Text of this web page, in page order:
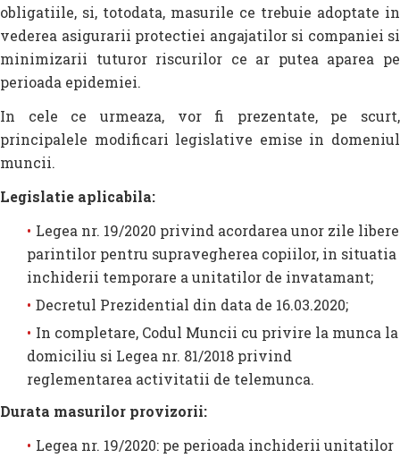
obligatiile, si, totodata, masurile ce trebuie adoptate in
vederea asigurarii protectiei angajatilor si companiei si
minimizarii tuturor riscurilor ce ar putea aparea pe
perioada epidemiei.
In cele ce urmeaza, vor fi prezentate, pe scurt,
principalele modificari legislative emise in domeniul
muncii.
Legislatie aplicabila:
Legea nr. 19/2020 privind acordarea unor zile libere
parintilor pentru supravegherea copiilor, in situatia
inchiderii temporare a unitatilor de invatamant;
Decretul Prezidential din data de 16.03.2020;
In completare, Codul Muncii cu privire la munca la
domiciliu si Legea nr. 81/2018 privind
reglementarea activitatii de telemunca.
Durata masurilor provizorii:
Legea nr. 19/2020: pe perioada inchiderii unitatilor